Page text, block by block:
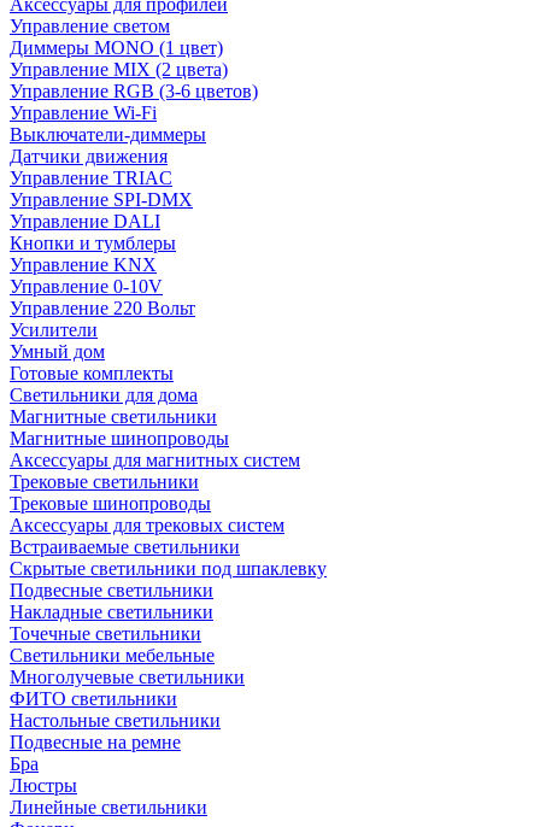
Аксессуары для профилей
Управление светом
Диммеры MONO (1 цвет)
Управление MIX (2 цвета)
Управление RGB (3-6 цветов)
Управление Wi-Fi
Выключатели-диммеры
Датчики движения
Управление TRIAC
Управление SPI-DMX
Управление DALI
Кнопки и тумблеры
Управление KNX
Управление 0-10V
Управление 220 Вольт
Усилители
Умный дом
Готовые комплекты
Светильники для дома
Магнитные светильники
Магнитные шинопроводы
Аксессуары для магнитных систем
Трековые светильники
Трековые шинопроводы
Аксессуары для трековых систем
Встраиваемые светильники
Скрытые светильники под шпаклевку
Подвесные светильники
Накладные светильники
Точечные светильники
Светильники мебельные
Многолучевые светильники
ФИТО светильники
Настольные светильники
Подвесные на ремне
Бра
Люстры
Линейные светильники